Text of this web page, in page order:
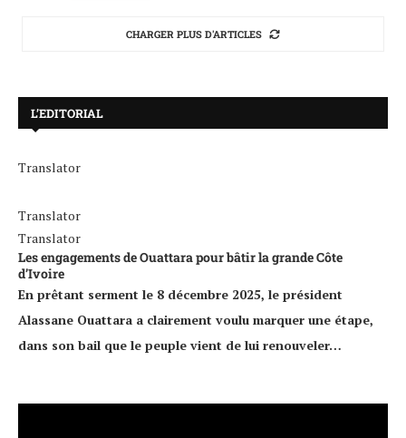
CHARGER PLUS D'ARTICLES
L’EDITORIAL
Translator
Translator
Translator
Les engagements de Ouattara pour bâtir la grande Côte
d’Ivoire
En prêtant serment le 8 décembre 2025, le président
Alassane Ouattara a clairement voulu marquer une étape,
dans son bail que le peuple vient de lui renouveler…